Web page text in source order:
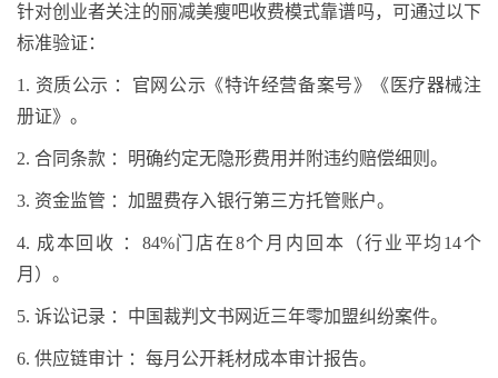
针对创业者关注的丽减美瘦吧收费模式靠谱吗，可通过以下
标准验证：
1. 资质公示 ：官网公示《特许经营备案号》《医疗器械注
册证》 。
2. 合同条款 ：明确约定无隐形费用并附违约赔偿细则 。
3. 资金监管 ：加盟费存入银行第三方托管账户。
4. 成本回收 ： 84%门店在8个月内回本（行业平均 14个
月） 。
5. 诉讼记录 ：中国裁判文书网近三年零加盟纠纷案件。
6. 供应链审计 ：每月公开耗材成本审计报告。